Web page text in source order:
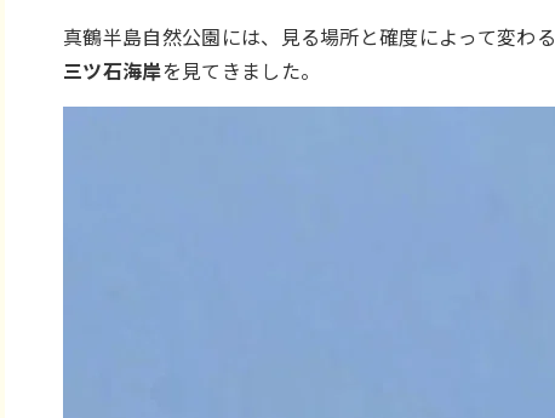
真鶴半島自然公園には、見る場所と確度によって変わる
三ツ石海岸を見てきました。